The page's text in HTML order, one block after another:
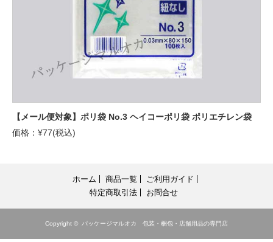
【メール便対象】ポリ袋 No.3 ヘイコーポリ袋 ポリエチレン袋
価格：¥77(税込)
ホーム 商品一覧
ご利用ガイド
特定商取引法
お問合せ
Copyright © パッケージマルオカ 包装・梱包・店舗用品の専門店